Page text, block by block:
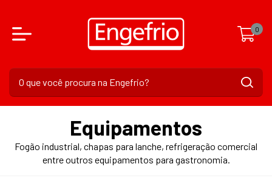
0
Equipamentos
Fogão industrial, chapas para lanche, refrigeração comercial
entre outros equipamentos para gastronomia.